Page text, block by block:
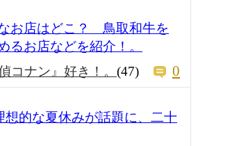
お店はどこ？ 鳥取和牛を
るお店などを紹介！。
コナン』好き！。 (47) 0
想的な夏休みが話題に、二十